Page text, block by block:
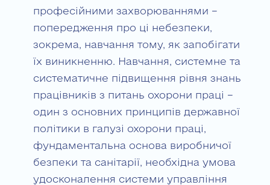
професійними захворюваннями –
попередження про ці небезпеки,
зокрема, навчання тому, як запобігати
їх виникненню. Навчання, системне та
систематичне підвищення рівня знань
працівників з питань охорони праці –
один з основних принципів державної
політики в галузі охорони праці,
фундаментальна основа виробничої
безпеки та санітарії, необхідна умова
удосконалення системи управління